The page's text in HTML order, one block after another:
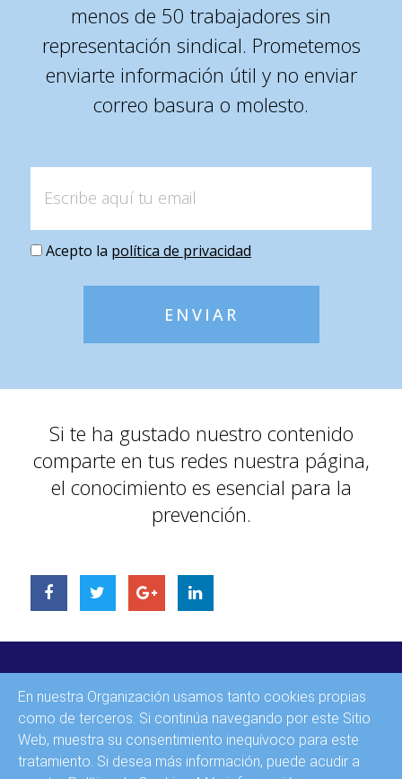
menos de 50 trabajadores sin
representación sindical. Prometemos
enviarte información útil y no enviar
correo basura o molesto.
Acepto la política de privacidad
ENVIAR
Si te ha gustado nuestro contenido
comparte en tus redes nuestra página,
el conocimiento es esencial para la
prevención.
CONTACTO
AVISO LEGAL
En nuestra Organización usamos tanto cookies propias
como de terceros. Si continúa navegando por este Sitio
Web, muestra su consentimiento inequívoco para este
tratamiento. Si desea más información, puede acudir a